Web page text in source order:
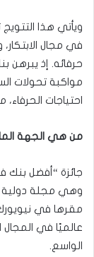
ويأتي هذا
في مجال
حرفائه. إذ يبرهن
مواكبة تحولات
احتياجات الحرفاء،
من هي الجهة
عالميًا في
الواسع.